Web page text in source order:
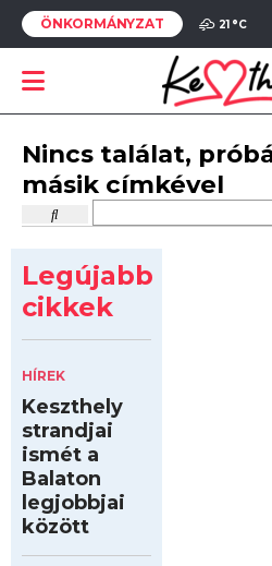
ÖNKORMÁNYZAT 21 °C
Nincs találat,
másik címkével
Legújabb
cikkek
HÍREK
Keszthely
strandjai
ismét a
Balaton
legjobbjai
között